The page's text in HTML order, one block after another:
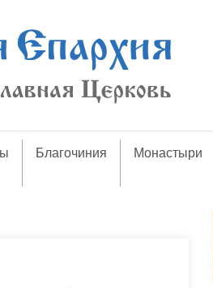
Благочиния Монастыри